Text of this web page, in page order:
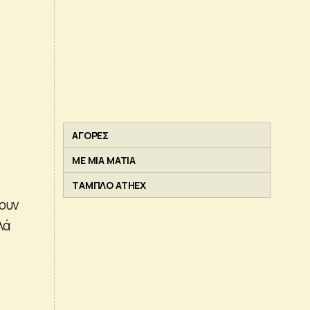
ΑΓΟΡΕΣ
ΜΕ ΜΙΑ ΜΑΤΙΑ
ΤΑΜΠΛΟ ATHEX